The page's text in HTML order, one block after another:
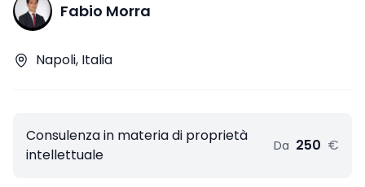
Fabio Morra
Napoli, Italia
Consulenza in materia di proprietà
intellettuale
Da 250 €